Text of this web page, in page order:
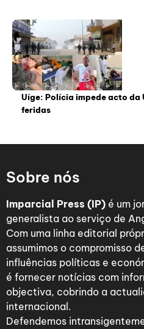
Uíge: Polícia impede acto da
feridas
Sobre nós
Imparcial Press (IP) é um
generalista ao serviço de
Com uma linha editorial
assumimos o compromisso
influências políticas e
é fornecer notícias com
objectiva, cobrindo a
internacional.
Defendemos